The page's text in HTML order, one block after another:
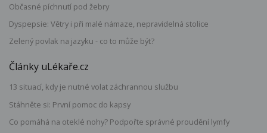
Občasné píchnutí pod žebry
Dyspepsie: Větry i při malé námaze, nepravidelná stolice
Zelený povlak na jazyku - co to může být?
Články uLékaře.cz
13 situací, kdy je nutné volat záchrannou službu
Stáhněte si: První pomoc do kapsy
Co pomáhá na oteklé nohy? Podpořte správné proudění lymfy